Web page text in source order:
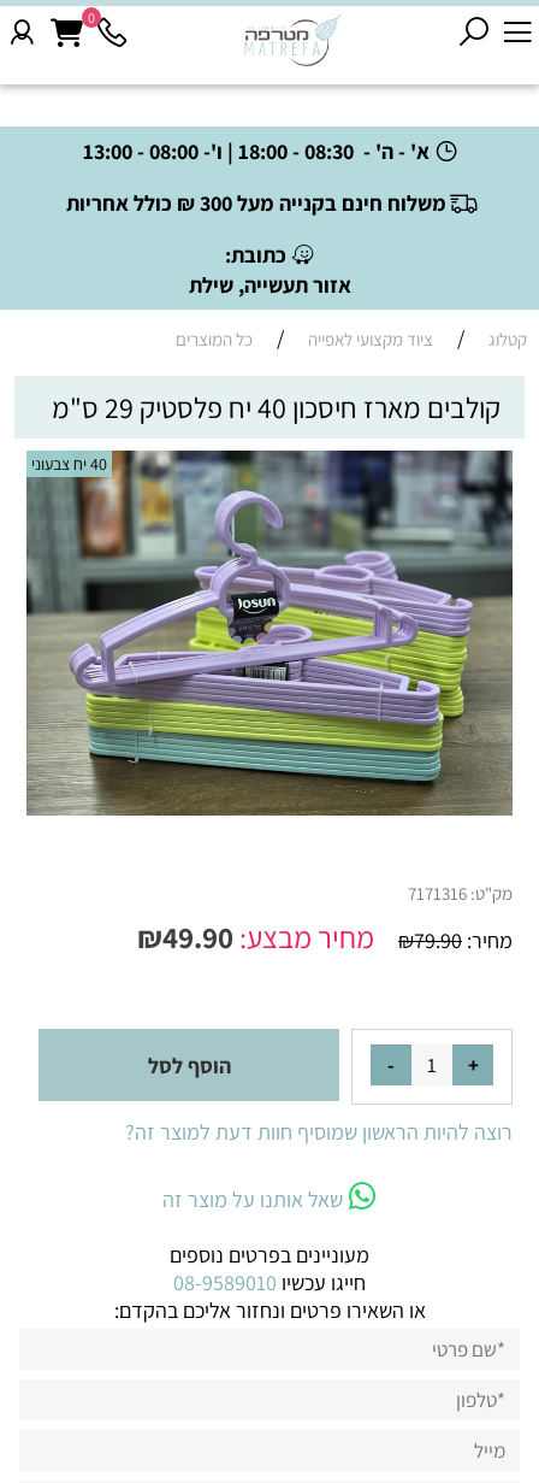
א' - ה' - 08:30 - 18:00 | ו'- 08:00 - 13:00
משלוח חינם בקנייה מעל 300 ₪ כולל אחריות
כתובת:
אזור תעשייה, שילת
0
קטלוג / ציוד מקצועי לאפייה / כל המוצרים
קולבים מארז חיסכון 40 יח פלסטיק 29 ס"מ
40 יח צבעוני
מק"ט: 7171316
מחיר: ₪79.90 מחיר מבצע: ₪49.90
הוסף לסל
רוצה להיות הראשון שמוסיף חוות דעת למוצר זה?
שאל אותנו על מוצר זה
מעוניינים בפרטים נוספים
חייגו עכשיו 08-9589010
או השאירו פרטים ונחזור אליכם בהקדם: